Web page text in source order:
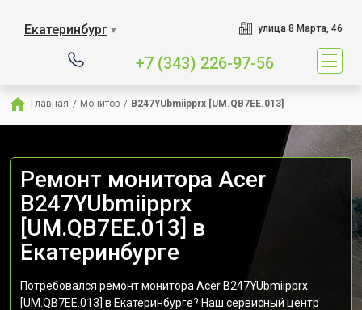
Екатеринбург ▼ улица 8 Марта, 46
+7 (343) 226-97-56
Главная / Монитор / B247YUbmiipprx [UM.QB7EE.013]
Ремонт монитора Acer
B247YUbmiipprx
[UM.QB7EE.013] в
Екатеринбурге
Потребовался ремонт монитора Acer B247YUbmiipprx
[UM.QB7EE.013] в Екатеринбурге? Наш сервисный центр